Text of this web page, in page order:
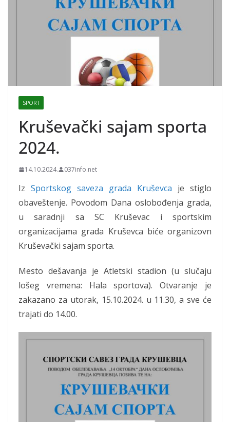
SPORT
Kruševački sajam sporta
2024.
14.10.2024. 037info.net
Iz Sportskog saveza grada Kruševca je stiglo
obaveštenje. Povodom Dana oslobođenja grada,
u saradnji sa SC Kruševac i sportskim
organizacijama grada Kruševca biće organizovn
Kruševački sajam sporta.
Mesto dešavanja je Atletski stadion (u slučaju
lošeg vremena: Hala sportova). Otvaranje je
zakazano za utorak, 15.10.2024. u 11.30, a sve će
trajati do 14.00.